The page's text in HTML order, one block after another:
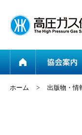
ホーム > 出版物・情